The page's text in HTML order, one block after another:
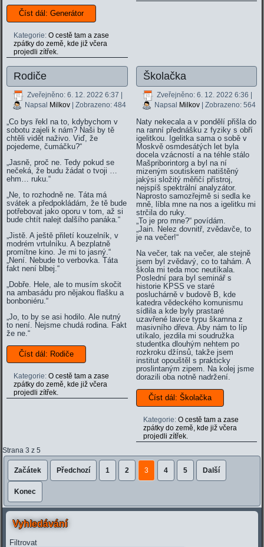
Číst dál: Generátor
Kategorie:O cestě tam a zase
zpátky do země, kde již včera
projedli zítřek.
Rodiče
Zveřejněno: 6. 12. 2022 6:37
Napsal Milkov | Zobrazeno: 484
„Co bys řekl na to, kdybychom v
sobotu zajeli k nám? Naši by tě
chtěli vidět naživo. Viď, že
pojedeme, čumáčku?“
„Jasně, proč ne. Tedy pokud se
nečeká, že budu žádat o tvoji …
ehm… ruku.“
„Ne, to rozhodně ne. Táta má
svátek a předpokládám, že tě bude
potřebovat jako oporu v tom, až si
bude chtít nalejt dalšího panáka.“
„Jistě. A ještě přiletí kouzelník, v
modrém vrtulníku. A bezplatně
promítne kino. Je mi to jasný.“
„Není. Nebude to verbovka. Táta
fakt není blbej.“
„Dobře. Hele, ale to musím skočit
na ambasádu pro nějakou flašku a
bonboniéru.“
„Jo, to by se asi hodilo. Ale nutný
to není. Nejsme chudá rodina. Fakt
že ne.“
Číst dál: Rodiče
Kategorie:O cestě tam a zase
zpátky do země, kde již včera
projedli zítřek.
Školačka
Zveřejněno: 6. 12. 2022 6:36
Napsal Milkov| Zobrazeno: 564
Naty nekecala a v pondělí přišla do
na ranní přednášku z fyziky s obří
igelitkou. Igelitka sama o sobě v
Moskvě osmdesátých let byla
docela vzácností a na téhle stálo
Mašpriborintorg a byl na ní
mizeným soutiskem natištěný
jakýsi složitý měřičí přístroj,
nejspíš spektrální analyzátor.
Naprosto samozřejmě si sedla ke
mně, líbla mne na nos a igelitku mi
strčila do ruky.
„To je pro mne?“ povídám.
„Jain. Nelez dovnitř, zvědavče, to
je na večer!“
Na večer, tak na večer, ale stejně
jsem byl zvědavý, co to tahám. A
škola mi teda moc neutíkala.
Poslední para byl seminář s
historie KPSS ve staré
posluchárně v budově B, kde
katedra vědeckého komunismu
sídlila a kde byly prastaré
uzavřené lavice typu škamna z
masivního dřeva. Aby nám to líp
utíkalo, jezdila mi soudružka
studentka dlouhým nehtem po
rozkroku džínsů, takže jsem
institut opouštěl s prakticky
proslintaným zipem. Na kolej jsme
dorazili oba notně nadržení.
Číst dál: Školačka
Kategorie: O cestě tam a zase
zpátky do země, kde již včera
projedli zítřek.
Strana 3 z 5
Začátek Předchozí 1 2 3 4 5 Další
Konec
Vyhledávání
Filtrovat